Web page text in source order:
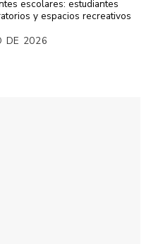
escolares: estudiantes
y espacios recreativos
DE 2026